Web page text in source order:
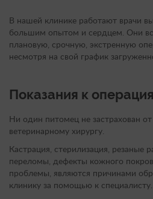
В нашей клинике работают врачи
большим опытом и сердцем. Они
плановую, срочную, экстренную
несмотря на свой график
Показания к
Ни один питомец не застрахован
ветеринарному хирургу.
Кастрация, стерилизация, резаные
переломы, дефекты кожного
проблемы, являются причинами
клинику за помощью к специалисту.